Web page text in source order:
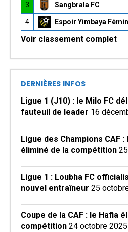
3 Sangbrala FC
4 Espoir Yimbaya
Voir classement complet
DERNIÈRES INFOS
Ligue 1 (J10) : le Milo FC
fauteuil de leader 16
Ligue des Champions CAF :
éliminé de la compétition
Ligue 1 : Loubha FC
nouvel entraîneur 25
Coupe de la CAF : le Hafia
compétition 24 octobre 2025